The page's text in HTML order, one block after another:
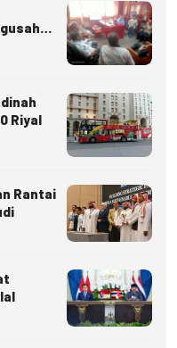
Riyal
Rantai